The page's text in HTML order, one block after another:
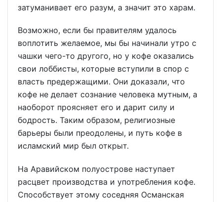
затуманивает его разум, а значит это харам.
Возможно, если бы правителям удалось
воплотить желаемое, мы бы начинали утро с
чашки чего-то другого, но у кофе оказались
свои лоббисты, которые вступили в спор с
власть предержащими. Они доказали, что
кофе не делает сознание человека мутным, а
наоборот проясняет его и дарит силу и
бодрость. Таким образом, религиозные
барьеры были преодолены, и путь кофе в
исламский мир был открыт.
На Аравийском полуострове наступает
расцвет производства и употребления кофе.
Способствует этому соседняя Османская